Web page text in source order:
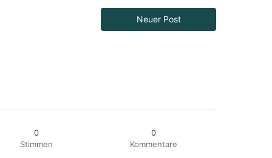
Neuer Post
0
Stimmen
0
Kommentare